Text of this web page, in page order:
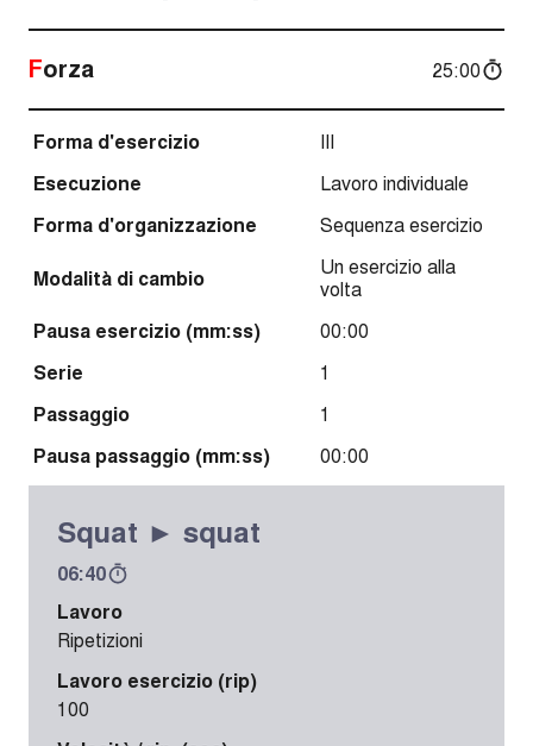
Forza 25:00
Forma d'esercizio
III
Esecuzione
Lavoro individuale
Forma d'organizzazione
Sequenza esercizio
Modalità di cambio
Un esercizio alla
volta
Pausa esercizio (mm:ss)
00:00
Serie
1
Passaggio
1
Pausa passaggio (mm:ss)
00:00
Squat ► squat
06:40
Lavoro
Ripetizioni
Lavoro esercizio (rip)
100